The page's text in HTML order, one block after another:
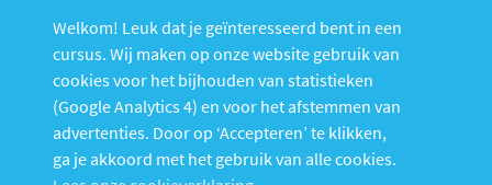
Welkom! Leuk dat je geïnteresseerd bent in een
cursus. Wij maken op onze website gebruik van
cookies voor het bijhouden van statistieken
(Google Analytics 4) en voor het afstemmen van
advertenties. Door op ‘Accepteren’ te klikken,
ga je akkoord met het gebruik van alle cookies.